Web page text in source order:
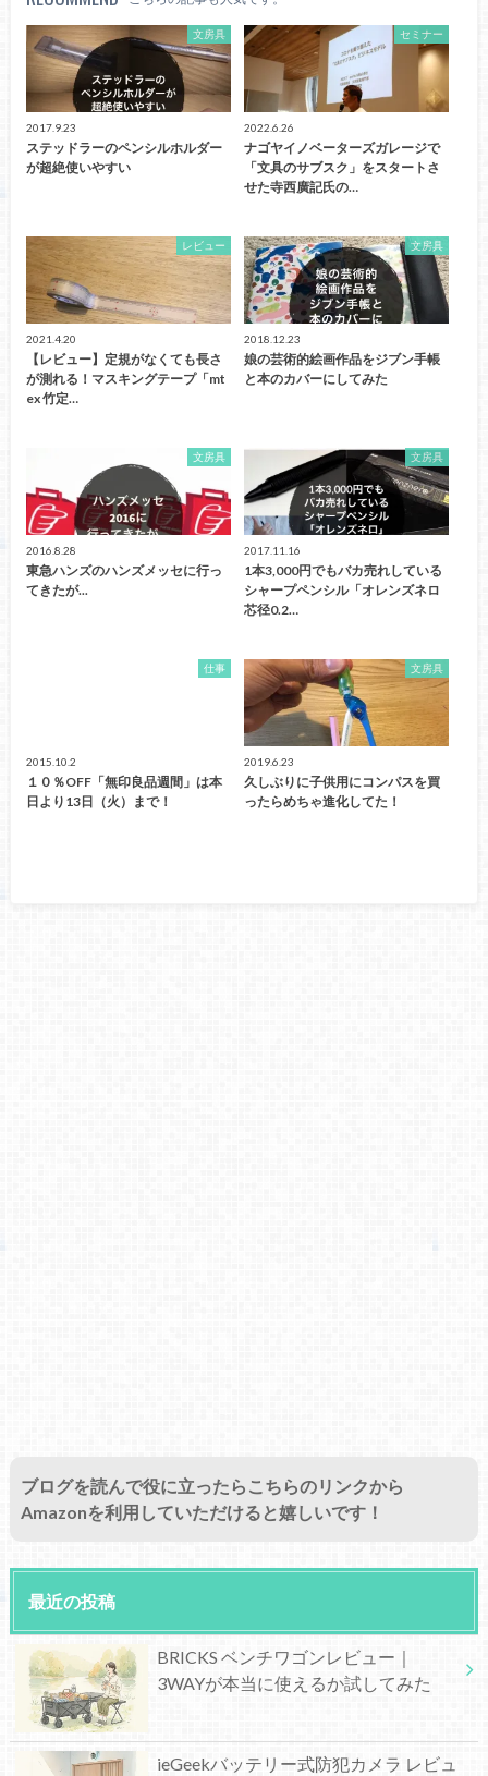
文房具
2017.9.23
ステッドラーのペンシルホルダー
が超絶使いやすい
セミナー
2022.6.26
ナゴヤイノベーターズガレージで
「文具のサブスク」をスタートさ
せた寺西廣記氏の…
レビュー
2021.4.20
【レビュー】定規がなくても長さ
が測れる！マスキングテープ「mt
ex 竹定…
文房具
2018.12.23
娘の芸術的絵画作品をジブン手帳
と本のカバーにしてみた
文房具
2016.8.28
東急ハンズのハンズメッセに行っ
てきたが...
文房具
2017.11.16
1本3,000円でもバカ売れしている
シャープペンシル「オレンズネロ
芯径0.2…
仕事
2015.10.2
１０％OFF「無印良品週間」は本
日より13日（火）まで！
文房具
2019.6.23
久しぶりに子供用にコンパスを買
ったらめちゃ進化してた！
ブログを読んで役に立ったらこちらのリンクから
Amazonを利用していただけると嬉しいです！
最近の投稿
BRICKS ベンチワゴンレビュー｜
3WAYが本当に使えるか試してみた
ieGeekバッテリー式防犯カメラ レビュ